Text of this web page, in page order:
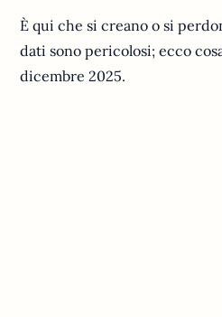
È qui che si creano o si
dati sono pericolosi; ecco
dicembre 2025.